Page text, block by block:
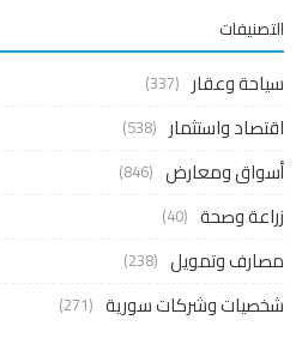
وعقار (337)
واستثمار (538)
ومعارض (846)
وصحة (40)
وتمويل (238)
وشركات سورية (271)